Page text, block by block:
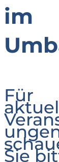
im
Für
Sie